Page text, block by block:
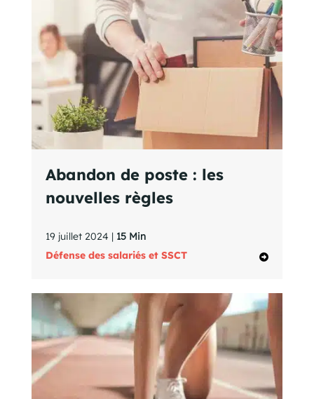
Abandon de poste : les
nouvelles règles
19 juillet 2024 | 15 Min
Défense des salariés et SSCT